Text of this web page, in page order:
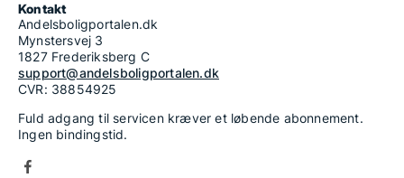
Kontakt
Andelsboligportalen.dk
Mynstersvej 3
1827 Frederiksberg C
support@andelsboligportalen.dk
CVR: 38854925
Fuld adgang til servicen kræver et løbende abonnement.
Ingen bindingstid.